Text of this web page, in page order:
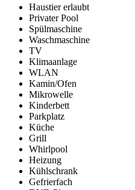
Haustier erlaubt
Privater Pool
Spülmaschine
Waschmaschine
TV
Klimaanlage
WLAN
Kamin/Ofen
Mikrowelle
Kinderbett
Parkplatz
Küche
Grill
Whirlpool
Heizung
Kühlschrank
Gefrierfach